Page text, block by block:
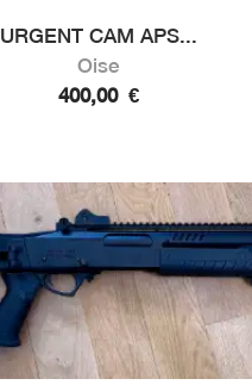
URGENT CAM APS...
Oise
400,00 €